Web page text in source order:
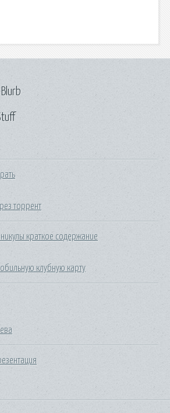
торрент
краткое содержание
клубную карту